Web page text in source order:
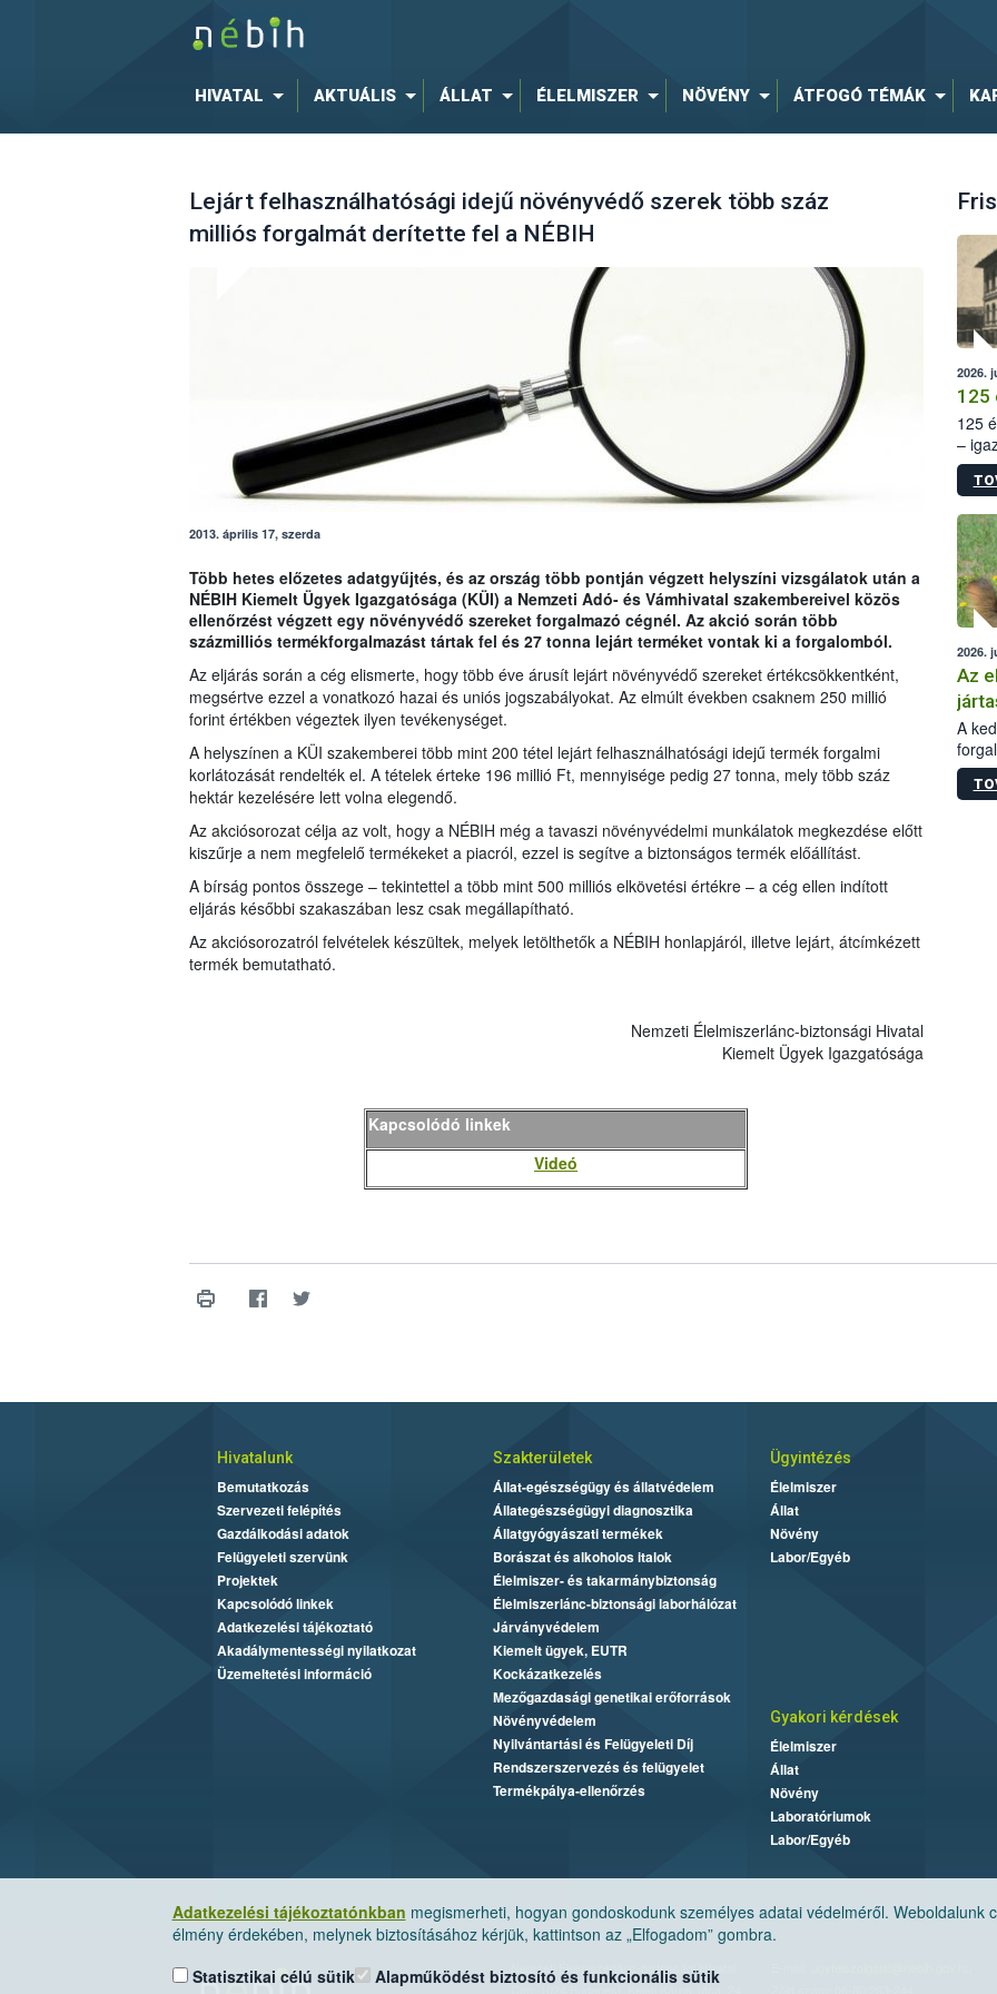
HIVATAL AKTUÁLIS ÁLLAT ÉLELMISZER NÖVÉNY ÁTFOGÓ TÉMÁK
Lejárt felhasználhatósági idejű növényvédő szerek több száz
milliós forgalmát derítette fel a NÉBIH
2013. április 17, szerda
Több hetes előzetes adatgyűjtés, és az ország több pontján végzett helyszíni vizsgálatok után a
NÉBIH Kiemelt Ügyek Igazgatósága (KÜI) a Nemzeti Adó- és Vámhivatal szakembereivel közös
ellenőrzést végzett egy növényvédő szereket forgalmazó cégnél. Az akció során több
százmilliós termékforgalmazást tártak fel és 27 tonna lejárt terméket vontak ki a forgalomból.
Az eljárás során a cég elismerte, hogy több éve árusít lejárt növényvédő szereket értékcsökkentként,
megsértve ezzel a vonatkozó hazai és uniós jogszabályokat. Az elmúlt években csaknem 250 millió
forint értékben végeztek ilyen tevékenységet.
A helyszínen a KÜI szakemberei több mint 200 tétel lejárt felhasználhatósági idejű termék forgalmi
korlátozását rendelték el. A tételek érteke 196 millió Ft, mennyisége pedig 27 tonna, mely több száz
hektár kezelésére lett volna elegendő.
Az akciósorozat célja az volt, hogy a NÉBIH még a tavaszi növényvédelmi munkálatok megkezdése előtt
kiszűrje a nem megfelelő termékeket a piacról, ezzel is segítve a biztonságos termék előállítást.
A bírság pontos összege – tekintettel a több mint 500 milliós elkövetési értékre – a cég ellen indított
eljárás későbbi szakaszában lesz csak megállapítható.
Az akciósorozatról felvételek készültek, melyek letölthetők a NÉBIH honlapjáról, illetve lejárt, átcímkézett
termék bemutatható.
Nemzeti Élelmiszerlánc-biztonsági Hivatal
Kiemelt Ügyek Igazgatósága
Kapcsolódó linkek
Videó
2026.
125
125
–
15.
2026.
Az
A
Adatkezelési tájékoztatónkban megismerheti, hogyan gondoskodunk személyes adatai védelméről. Weboldalunk
élmény érdekében, melynek biztosításához kérjük, kattintson az „Elfogadom” gombra.
Statisztikai célú sütik
Alapműködést biztosító és funkcionális sütik
Hivatalunk
Bemutatkozás
Szervezeti felépítés
Gazdálkodási adatok
Felügyeleti szervünk
Projektek
Kapcsolódó linkek
Adatkezelési tájékoztató
Akadálymentességi nyilatkozat
Üzemeltetési információ
Szakterületek
Állat-egészségügy és állatvédelem
Állategészségügyi diagnosztika
Állatgyógyászati termékek
Borászat és alkoholos italok
Élelmiszer- és takarmánybiztonság
Élelmiszerlánc-biztonsági laborhálózat
Járványvédelem
Kiemelt ügyek, EUTR
Kockázatkezelés
Mezőgazdasági genetikai erőforrások
Növényvédelem
Nyilvántartási és Felügyeleti Díj
Rendszerszervezés és felügyelet
Termékpálya-ellenőrzés
Ügyintézés
Élelmiszer
Állat
Növény
Labor/Egyéb
Gyakori kérdések
Élelmiszer
Állat
Növény
Laboratóriumok
Labor/Egyéb
Nemzeti Élelmiszerlánc-biztonsági Hivatal